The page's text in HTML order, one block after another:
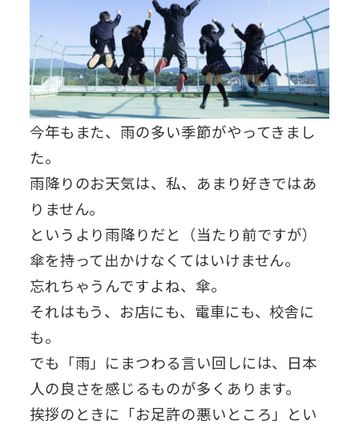
今年もまた、雨の多い季節がやってきまし
た。
雨降りのお天気は、私、あまり好きではあ
りません。
というより雨降りだと（当たり前ですが）
傘を持って出かけなくてはいけません。
忘れちゃうんですよね、傘。
それはもう、お店にも、電車にも、校舎に
も。
でも「雨」にまつわる言い回しには、日本
人の良さを感じるものが多くあります。
挨拶のときに「お足許の悪いところ」とい